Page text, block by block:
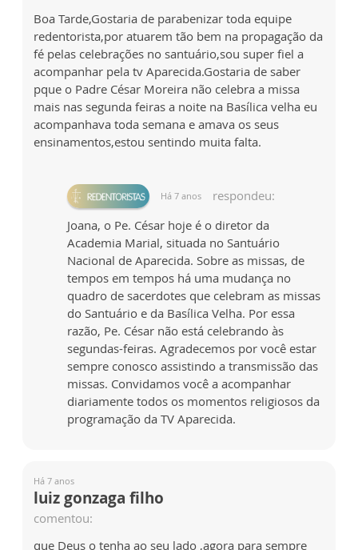
Boa Tarde,Gostaria de parabenizar toda equipe
redentorista,por atuarem tão bem na propagação da
fé pelas celebrações no santuário,sou super fiel a
acompanhar pela tv Aparecida.Gostaria de saber
pque o Padre César Moreira não celebra a missa
mais nas segunda feiras a noite na Basílica velha eu
acompanhava toda semana e amava os seus
ensinamentos,estou sentindo muita falta.
Há 7 anos
respondeu:
Joana, o Pe. César hoje é o diretor da
Academia Marial, situada no Santuário
Nacional de Aparecida. Sobre as missas, de
tempos em tempos há uma mudança no
quadro de sacerdotes que celebram as missas
do Santuário e da Basílica Velha. Por essa
razão, Pe. César não está celebrando às
segundas-feiras. Agradecemos por você estar
sempre conosco assistindo a transmissão das
missas. Convidamos você a acompanhar
diariamente todos os momentos religiosos da
programação da TV Aparecida.
Há 7 anos
luiz gonzaga filho
comentou:
que Deus o tenha ao seu lado ,agora para sempre